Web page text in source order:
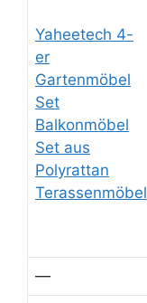
Yaheetech 4-
er
Gartenmöbel
Set
Balkonmöbel
Set aus
Polyrattan
Terassenmöbel
—